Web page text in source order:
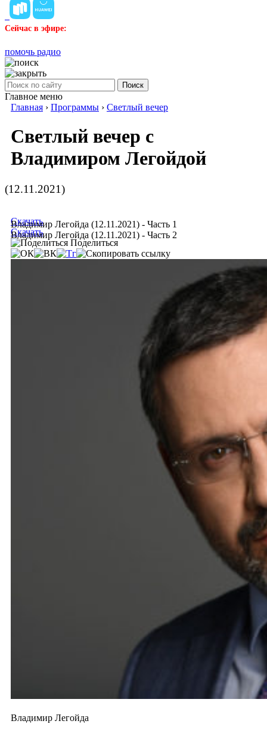
Сейчас в эфире:
помочь радио
Поиск
Главное меню
Главная › Программы › Светлый вечер
Светлый вечер с
Владимиром Легойдой
(12.11.2021)
Владимир Легойда (12.11.2021) - Часть 1
Скачать
Владимир Легойда (12.11.2021) - Часть 2
Скачать
Поделиться
Владимир Легойда